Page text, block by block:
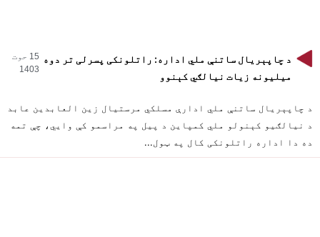
د چاپېریال ساتنې ملي اداره: راتلونکی پسرلی تر دوه
میلیونه زیات نیالګي کېنوو
15 حوت
1403
د چاپېریال ساتنې ملي ادارې مسلکي مرستیال زین العابدین عابد
د نیالګیو کېنولو ملي کمپاین د پیل په مراسمو کې وایي، چې تمه
ده دا اداره راتلونکی کال په ټول...